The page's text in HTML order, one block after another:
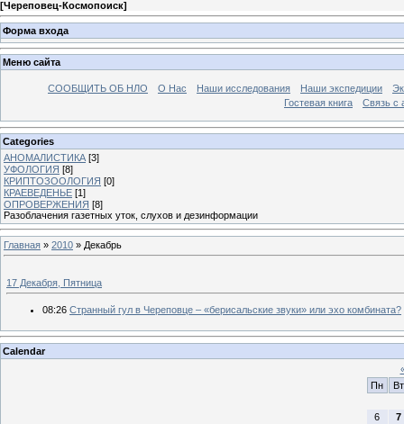
[Череповец-Космопоиск]
Форма входа
Меню сайта
СООБЩИТЬ ОБ НЛО О Нас Наши исследования Наши экспедиции
Гостевая книга
Связь с
Categories
АНОМАЛИСТИКА [3]
УФОЛОГИЯ [8]
КРИПТОЗООЛОГИЯ [0]
КРАЕВЕДЕНЬЕ [1]
ОПРОВЕРЖЕНИЯ [8]
Разоблачения газетных уток, слухов и дезинформации
Главная » 2010 » Декабрь
17 Декабря, Пятница
08:26 Странный гул в Череповце – «берисальские звуки» или эхо комбината?
Calendar
Пн
Вт
6
7